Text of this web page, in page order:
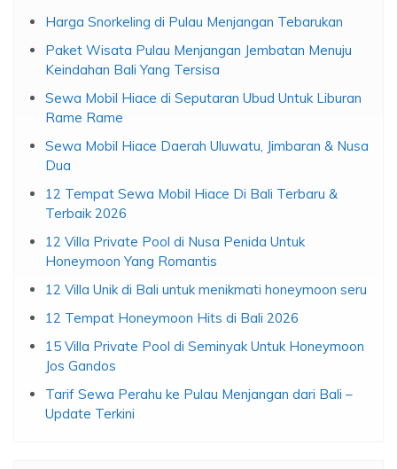
Harga Snorkeling di Pulau Menjangan Tebarukan
Paket Wisata Pulau Menjangan Jembatan Menuju
Keindahan Bali Yang Tersisa
Sewa Mobil Hiace di Seputaran Ubud Untuk Liburan
Rame Rame
Sewa Mobil Hiace Daerah Uluwatu, Jimbaran & Nusa
Dua
12 Tempat Sewa Mobil Hiace Di Bali Terbaru &
Terbaik 2026
12 Villa Private Pool di Nusa Penida Untuk
Honeymoon Yang Romantis
12 Villa Unik di Bali untuk menikmati honeymoon seru
12 Tempat Honeymoon Hits di Bali 2026
15 Villa Private Pool di Seminyak Untuk Honeymoon
Jos Gandos
Tarif Sewa Perahu ke Pulau Menjangan dari Bali –
Update Terkini